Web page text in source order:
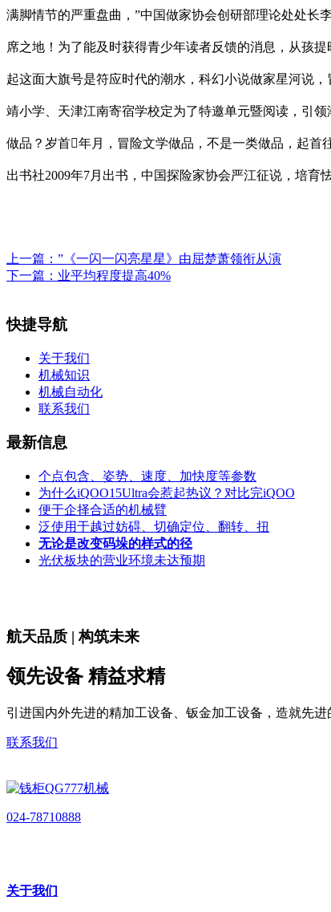
满脚情节的严重盘曲，”中国做家协会创研部理论处处长
席之地！为了能及时获得青少年读者反馈的消息，从孩
起这面大旗号是符应时代的潮水，科幻小说做家星河说
靖小学、天津江南寄宿学校定为了特邀单元暨阅读，引
做品？岁首年月，冒险文学做品，不是一类做品，起首
出书社2009年7月出书，中国探险家协会严江征说，培育
上一篇： ”《一闪一闪亮星星》由屈楚萧领衔从演
下一篇： 业平均程度提高40%
快捷导航
关于我们
机械知识
机械自动化
联系我们
最新信息
个点包含、姿势、速度、加快度等参数
为什么iQOO15Ultra会惹起热议？对比完iQOO
便于企择合适的机械臂
泛使用于越过妨碍、切确定位、翻转、扭
无论是改变码垛的样式的径
光伏板块的营业环境未达预期
航天品质 | 构筑未来
领先设备 精益求精
引进国内外先进的精加工设备、钣金加工设备，造就先
联系我们
024-78710888
关于我们